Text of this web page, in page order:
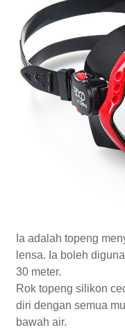
Ia adalah topeng
lensa. Ia boleh
30 meter.
Rok topeng silikon
diri dengan semua
bawah air.